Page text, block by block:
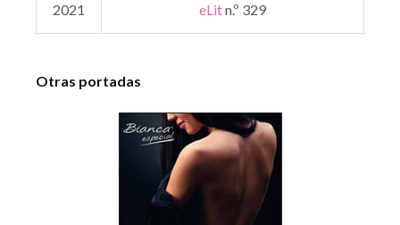
2021 eLitn.º 329
Otras portadas